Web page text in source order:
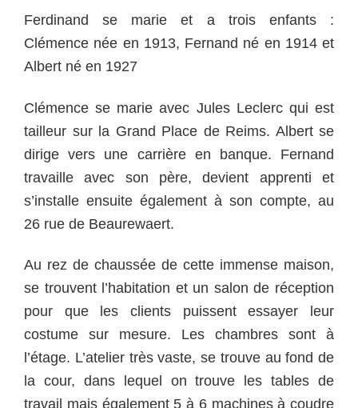
Ferdinand se marie et a trois enfants :
Clémence née en 1913, Fernand né en 1914 et
Albert né en 1927
Clémence se marie avec Jules Leclerc qui est
tailleur sur la Grand Place de Reims. Albert se
dirige vers une carrière en banque. Fernand
travaille avec son père, devient apprenti et
s’installe ensuite également à son compte, au
26 rue de Beaurewaert.
Au rez de chaussée de cette immense maison,
se trouvent l’habitation et un salon de réception
pour que les clients puissent essayer leur
costume sur mesure. Les chambres sont à
l’étage. L’atelier très vaste, se trouve au fond de
la cour, dans lequel on trouve les tables de
travail mais également 5 à 6 machines à coudre